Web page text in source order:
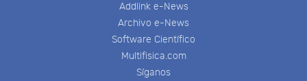
Addlink e-News
Archivo e-News
Software Científico
Multifisica.com
Síganos